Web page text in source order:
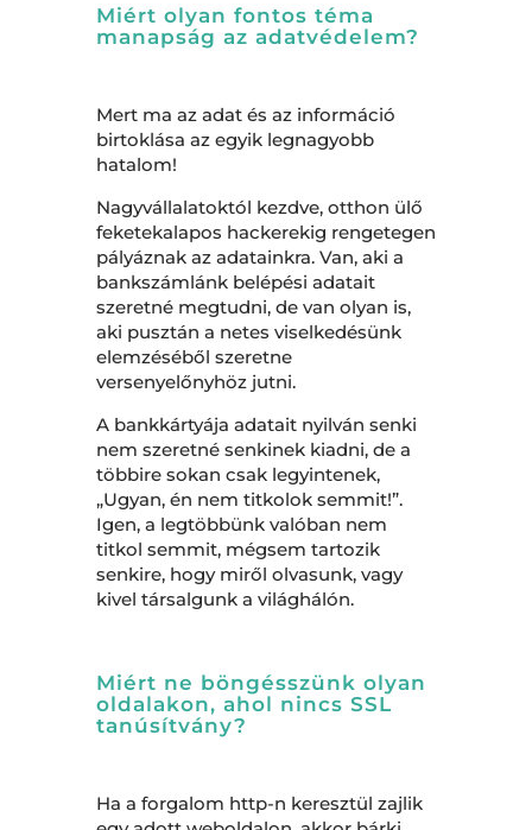
Miért olyan fontos téma
manapság az adatvédelem?
Mert ma az adat és az információ
birtoklása az egyik legnagyobb
hatalom!
Nagyvállalatoktól kezdve, otthon ülő
feketekalapos hackerekig rengetegen
pályáznak az adatainkra. Van, aki a
bankszámlánk belépési adatait
szeretné megtudni, de van olyan is,
aki pusztán a netes viselkedésünk
elemzéséből szeretne
versenyelőnyhöz jutni.
A bankkártyája adatait nyilván senki
nem szeretné senkinek kiadni, de a
többire sokan csak legyintenek,
„Ugyan, én nem titkolok semmit!”.
Igen, a legtöbbünk valóban nem
titkol semmit, mégsem tartozik
senkire, hogy miről olvasunk, vagy
kivel társalgunk a világhálón.
Miért ne böngésszünk olyan
oldalakon, ahol nincs SSL
tanúsítvány?
Ha a forgalom http-n keresztül zajlik